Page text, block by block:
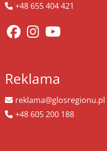
+48 655 404 421
Reklama
reklama@glosregionu.pl
+48 605 200 188